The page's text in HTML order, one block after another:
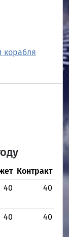
корабля
Контракт
40 40
40 40